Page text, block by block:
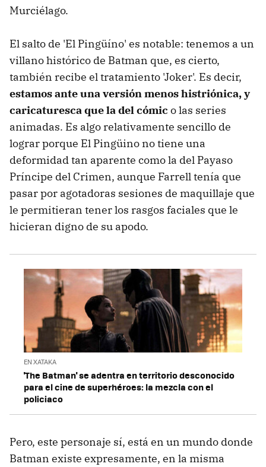
Murciélago.
El salto de 'El Pingüíno' es notable: tenemos a un
villano histórico de Batman que, es cierto,
también recibe el tratamiento 'Joker'. Es decir,
estamos ante una versión menos histriónica, y
caricaturesca que la del cómic o las series
animadas. Es algo relativamente sencillo de
lograr porque El Pingüino no tiene una
deformidad tan aparente como la del Payaso
Príncipe del Crimen, aunque Farrell tenía que
pasar por agotadoras sesiones de maquillaje que
le permitieran tener los rasgos faciales que le
hicieran digno de su apodo.
EN XATAKA
'The Batman' se adentra en territorio desconocido
para el cine de superhéroes: la mezcla con el
policiaco
Pero, este personaje sí, está en un mundo donde
Batman existe expresamente, en la misma